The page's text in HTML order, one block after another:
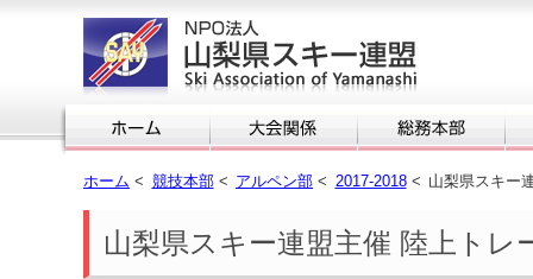
ホーム < 競技本部< アルペン部 < 2017-2018< 山梨県スキー
山梨県スキー連盟主催 陸上トレ